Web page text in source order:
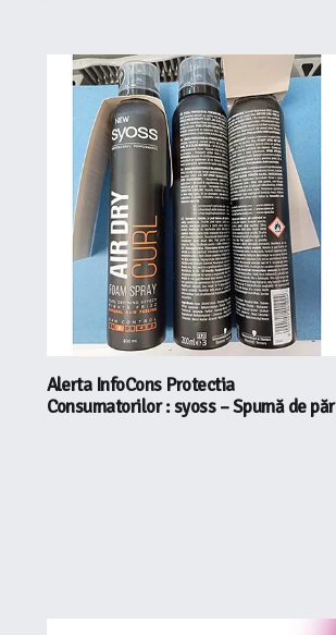
Alerta InfoCons Protectia
Consumatorilor : syoss – Spumă de păr